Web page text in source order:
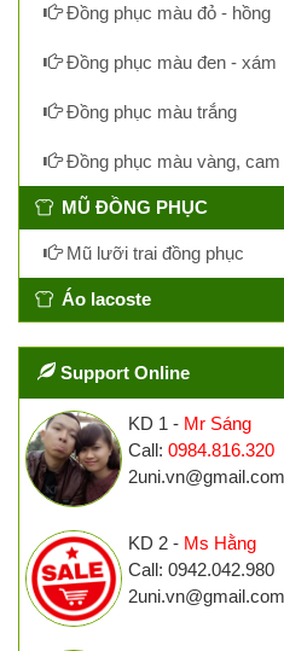
Đồng phục màu đỏ - hồng
Đồng phục màu đen - xám
Đồng phục màu trắng
Đồng phục màu vàng, cam
MŨ ĐỒNG PHỤC
Mũ lưỡi trai đồng phục
Áo lacoste
Support Online
KD 1 - Mr Sáng
Call: 0984.816.320
2uni.vn@gmail.com
KD 2 - Ms Hằng
Call: 0942.042.980
2uni.vn@gmail.com